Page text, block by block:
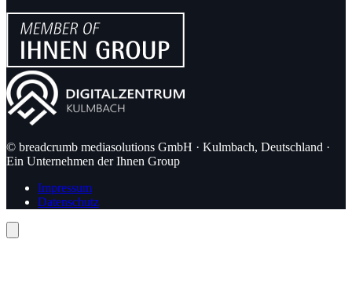
© breadcrumb mediasolutions GmbH · Kulmbach, Deutschland ·
Ein Unternehmen der Ihnen Group
Impressum
Datenschutz